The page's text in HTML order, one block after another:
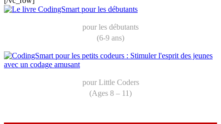
pour les débutants
(6-9 ans)
pour Little Coders
(Ages 8 – 11)